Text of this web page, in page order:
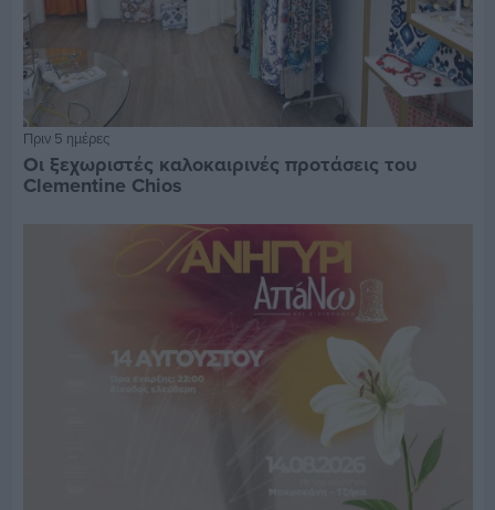
Πριν 5 ημέρες
Οι ξεχωριστές καλοκαιρινές προτάσεις του
Clementine Chios